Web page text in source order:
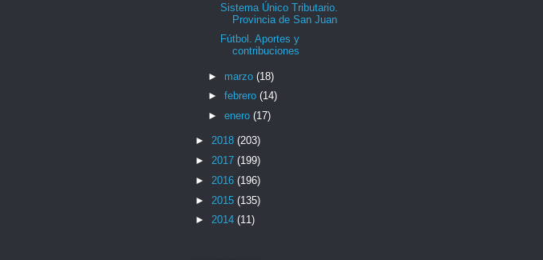
Sistema Único Tributario.
Provincia de San Juan
Fútbol. Aportes y
contribuciones
► marzo (18)
► febrero (14)
► enero (17)
► 2018 (203)
► 2017 (199)
► 2016 (196)
► 2015 (135)
► 2014 (11)